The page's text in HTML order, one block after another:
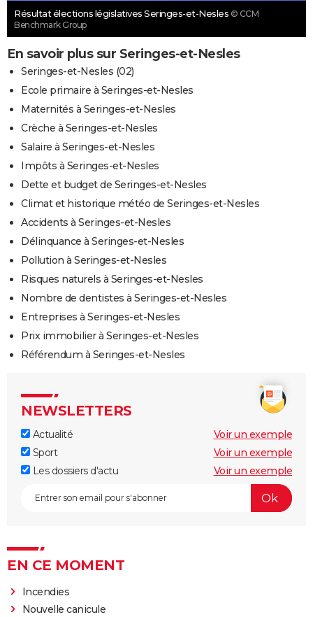
Résultat élections législatives Seringes-et-Nesles © CCM
Benchmark Group
En savoir plus sur Seringes-et-Nesles
Seringes-et-Nesles (02)
Ecole primaire à Seringes-et-Nesles
Maternités à Seringes-et-Nesles
Crèche à Seringes-et-Nesles
Salaire à Seringes-et-Nesles
Impôts à Seringes-et-Nesles
Dette et budget de Seringes-et-Nesles
Climat et historique météo de Seringes-et-Nesles
Accidents à Seringes-et-Nesles
Délinquance à Seringes-et-Nesles
Pollution à Seringes-et-Nesles
Risques naturels à Seringes-et-Nesles
Nombre de dentistes à Seringes-et-Nesles
Entreprises à Seringes-et-Nesles
Prix immobilier à Seringes-et-Nesles
Référendum à Seringes-et-Nesles
NEWSLETTERS
Actualité
Voir un exemple
Sport
Voir un exemple
Les dossiers d'actu
Voir un exemple
EN CE MOMENT
Incendies
Nouvelle canicule